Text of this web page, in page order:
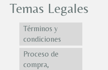
Temas Legales
Términos y
condiciones
Proceso de
compra,